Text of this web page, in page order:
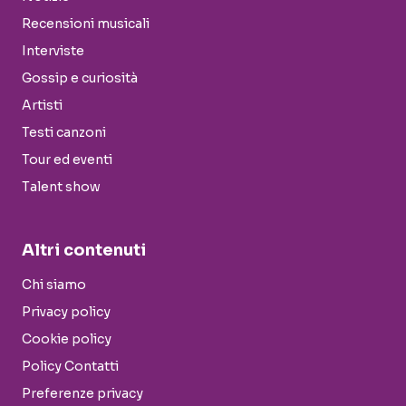
Recensioni musicali
Interviste
Gossip e curiosità
Artisti
Testi canzoni
Tour ed eventi
Talent show
Altri contenuti
Chi siamo
Privacy policy
Cookie policy
Policy Contatti
Preferenze privacy